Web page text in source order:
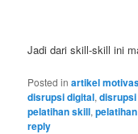
Jadi dari skill-skill ini
Posted in artikel
disrupsi digital,
pelatihan skill,
reply